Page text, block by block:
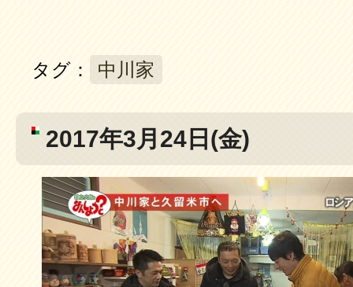
タグ： 中川家
2017年3月24日(金)